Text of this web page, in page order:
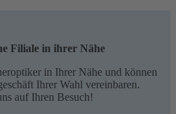
Filiale in ihrer Nähe
in Ihrer Nähe und können
Ihrer Wahl vereinbaren.
auf Ihren Besuch!